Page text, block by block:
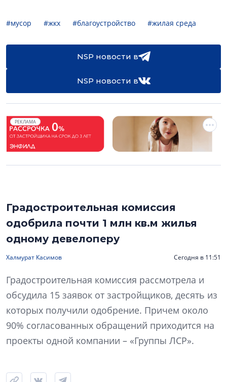
#мусор #жкх #благоустройство #жилая среда
NSP новости в
NSP новости в
РЕКЛАМА
Градостроительная комиссия
одобрила почти 1 млн кв.м жилья
одному девелоперу
Халмурат Касимов Сегодня в 11:51
Градостроительная комиссия рассмотрела и
обсудила 15 заявок от застройщиков, десять из
которых получили одобрение. Причем около
90% согласованных обращений приходится на
проекты одной компании – «Группы ЛСР».